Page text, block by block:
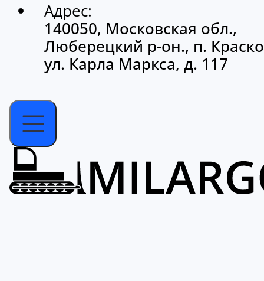
Адрес:
140050, Московская обл.,
Люберецкий р-он., п.
ул. Карла Маркса, д. 117